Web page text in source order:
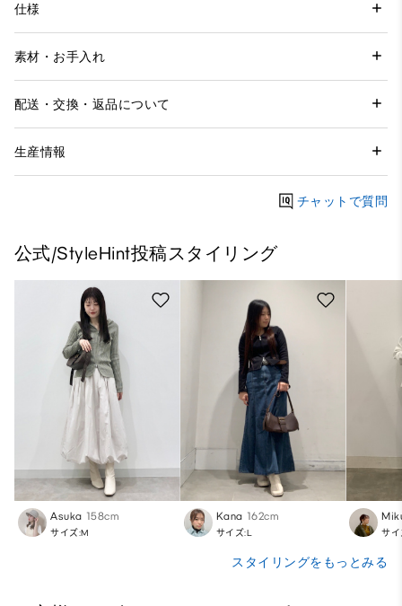
仕様
素材・お手入れ
配送・交換・返品について
生産情報
チャットで質問
公式/StyleHint投稿スタイリング
Asuka 158cm
サイズ:M
Kana 162cm
サイズ:L サ
スタイリングをもっとみる